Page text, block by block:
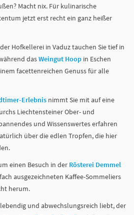
Macht nix. Für kulinarische
jetzt erst recht ein ganz heißer
Hofkellerei in Vaduz tauchen Sie tief in
dasWeingut Hoop in Eschen
facettenreichen Genuss für alle
Erlebnis nimmt Sie mit auf eine
Liechtensteiner Ober- und
und Wissenswertes erfahren
über die edlen Tropfen, die hier
einen Besuch in der Rösterei Demmel
ausgezeichneten Kaffee-Sommeliers
herum.
und abwechslungsreich liebt, der